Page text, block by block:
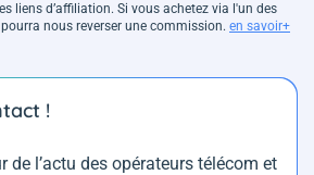
liens d’affiliation. Si vous achetez via l'un des
nous reverser une commission. en savoir+
!
de l’actu des opérateurs télécom et